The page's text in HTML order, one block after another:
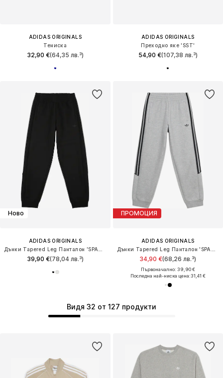
ADIDAS ORIGINALS
Тениска
32,90 €(64,35 лв.³)
ADIDAS ORIGINALS
Преходно яке 'SST'
54,90 €(107,38 лв.³)
Ново
ADIDAS ORIGINALS
39,90 €(78,04 лв.³)
ПРОМОЦИЯ
ADIDAS ORIGINALS
34,90 €(68,26 лв.³)
Първоначално: 39,90 €
Последна най-ниска цена:31,41 €
Видя 32 от 127 продукти